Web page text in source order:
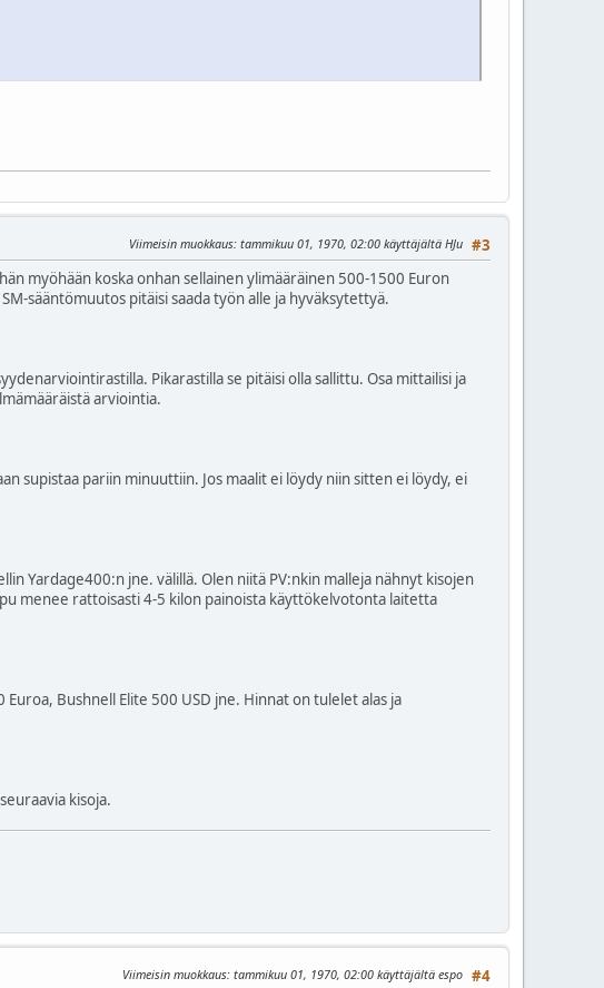
#3
Viimeisin muokkaus: tammikuu 01, 1970, 02:00 käyttäjältä HJu
myöhään koska onhan sellainen ylimääräinen 500-1500 Euron
sääntömuutos pitäisi saada työn alle ja hyväksytettyä.
Pikarastilla se pitäisi olla sallittu. Osa mittailisi ja
arviointia.
supistaa pariin minuuttiin. Jos maalit ei löydy niin sitten ei löydy, ei
Yardage400:n jne. välillä. Olen niitä PV:nkin malleja nähnyt kisojen
menee rattoisasti 4-5 kilon painoista käyttökelvotonta laitetta
Bushnell Elite 500 USD jne. Hinnat on tulelet alas ja
kisoja.
#4
Viimeisin muokkaus: tammikuu 01, 1970, 02:00 käyttäjältä espo